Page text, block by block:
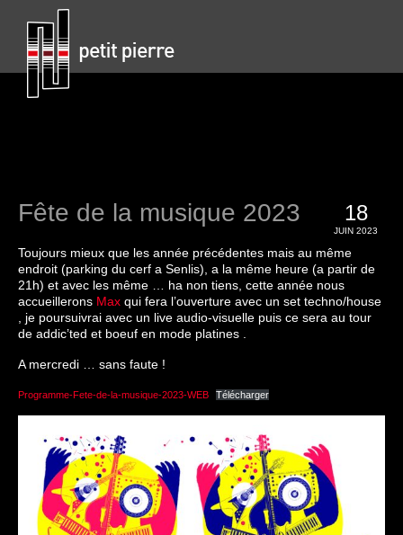
18
JUIN 2023
Fête de la musique 2023
Toujours mieux que les année précédentes mais au même
endroit (parking du cerf a Senlis), a la même heure (a partir de
21h) et avec les même … ha non tiens, cette année nous
accueillerons Max qui fera l’ouverture avec un set techno/house
, je poursuivrai avec un live audio-visuelle puis ce sera au tour
de addic’ted et boeuf en mode platines .
A mercredi … sans faute !
Programme-Fete-de-la-musique-2023-WEB Télécharger